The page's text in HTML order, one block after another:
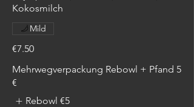
Kokosmilch
€7.50
Mild
Mehrwegverpackung Rebowl + Pfand 5
€
Rebowl €5